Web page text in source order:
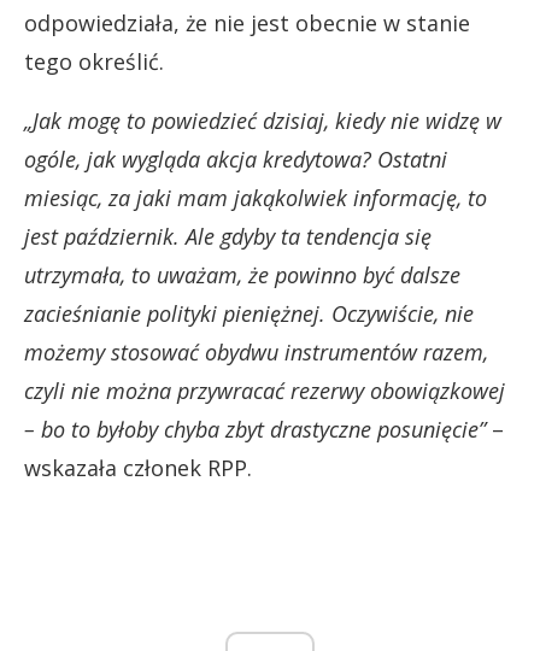
odpowiedziała, że nie jest obecnie w stanie
tego określić.
„Jak mogę to powiedzieć dzisiaj, kiedy nie widzę w
ogóle, jak wygląda akcja kredytowa? Ostatni
miesiąc, za jaki mam jakąkolwiek informację, to
jest październik. Ale gdyby ta tendencja się
utrzymała, to uważam, że powinno być dalsze
zacieśnianie polityki pieniężnej. Oczywiście, nie
możemy stosować obydwu instrumentów razem,
czyli nie można przywracać rezerwy obowiązkowej
– bo to byłoby chyba zbyt drastyczne posunięcie”–
wskazała członek RPP.